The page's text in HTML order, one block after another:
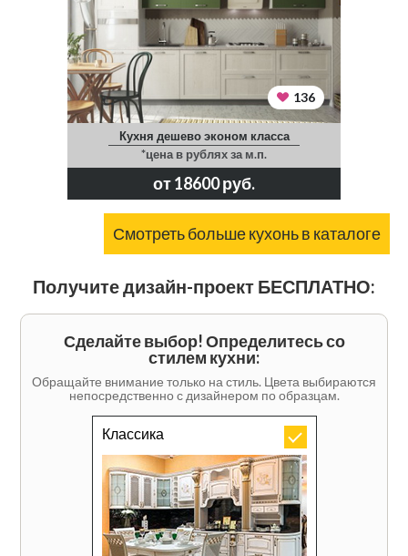
136
Кухня дешево эконом класса
*цена в рублях за м.п.
от 18600 руб.
Смотреть больше кухонь в каталоге
Получите дизайн-проект БЕСПЛАТНО:
Сделайте выбор! Определитесь со
стилем кухни:
Обращайте внимание только на стиль. Цвета выбираются
непосредственно с дизайнером по образцам.
Классика